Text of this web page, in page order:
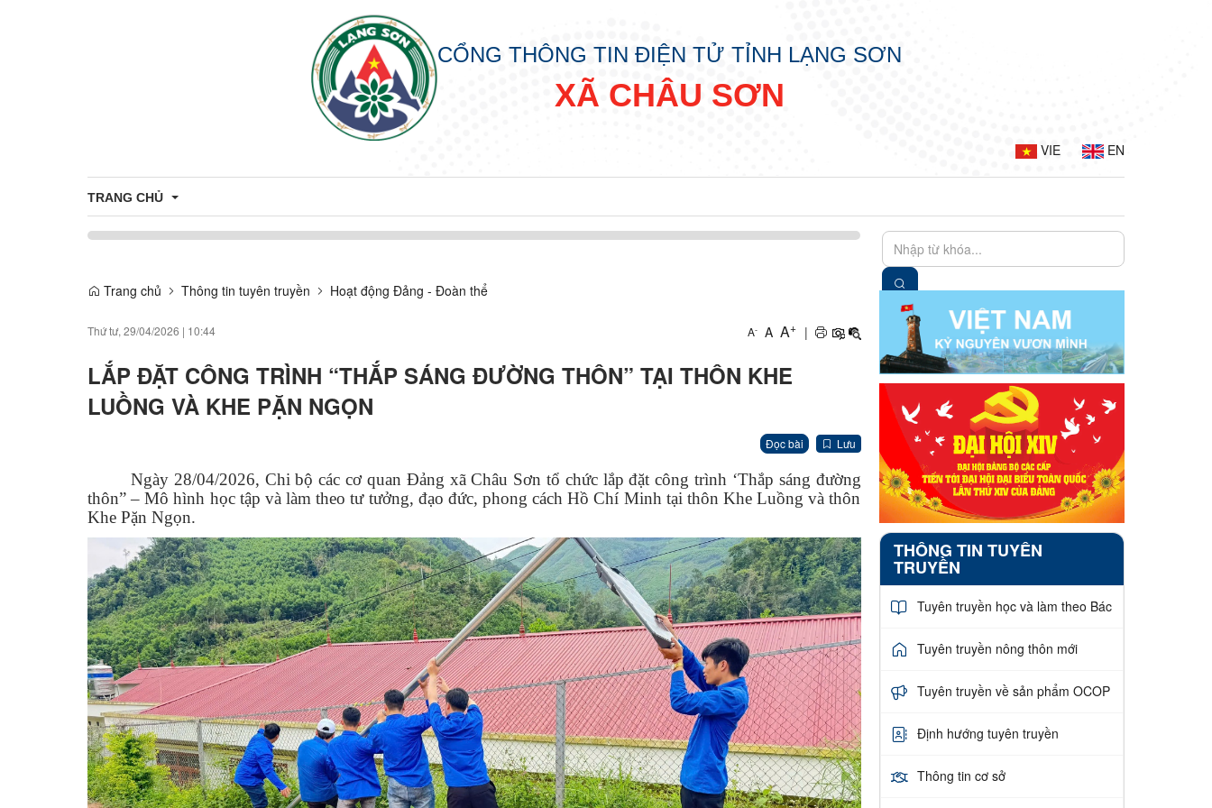
CỔNG THÔNG TIN ĐIỆN TỬ TỈNH LẠNG SƠN
XÃ CHÂU SƠN
VIE EN
TRANG CHỦ
Trang chủ Thông tin tuyên truyền Hoạt động Đảng - Đoàn thể
Thứ tư, 29/04/2026 | 10:44 A- A A+ |
LẮP ĐẶT CÔNG TRÌNH “THẮP SÁNG ĐƯỜNG THÔN” TẠI THÔN KHE
LUỒNG VÀ KHE PẶN NGỌN
Đọc bài Lưu
Ngày 28/04/2026, Chi bộ các cơ quan Đảng xã Châu Sơn tổ chức lắp đặt công trình ‘Thắp sáng đường
thôn” – Mô hình học tập và làm theo tư tưởng, đạo đức, phong cách Hồ Chí Minh tại thôn Khe Luồng và thôn
Khe Pặn Ngọn.
THÔNG TIN TUYÊN
TRUYỀN
Tuyên truyền học và làm theo Bác
Tuyên truyền nông thôn mới
Tuyên truyền về sản phẩm OCOP
Định hướng tuyên truyền
Thông tin cơ sở